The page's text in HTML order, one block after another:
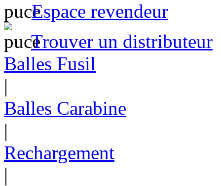
Espace revendeur
Trouver un distributeur
Balles Fusil
|
Balles Carabine
|
Rechargement
|